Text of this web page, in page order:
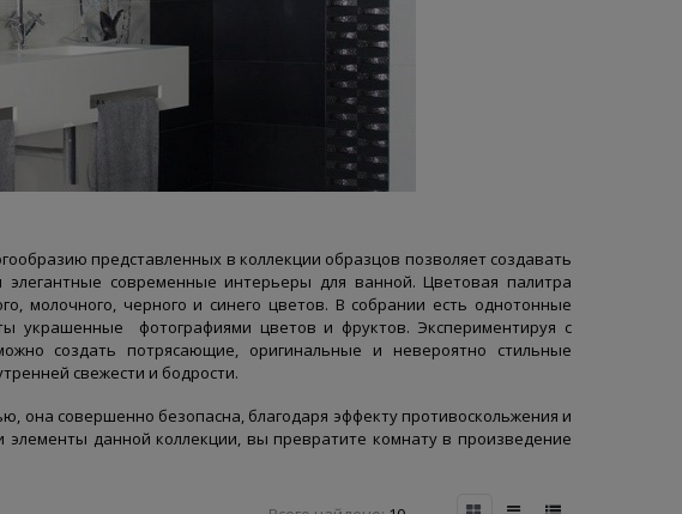
представленных в коллекции образцов позволяет создавать
современные интерьеры для ванной. Цветовая палитра
молочного, черного и синего цветов. В собрании есть однотонные
украшенные фотографиями цветов и фруктов. Экспериментируя с
создать потрясающие, оригинальные и невероятно стильные
свежести и бодрости.
она совершенно безопасна, благодаря эффекту противоскольжения и
элементы данной коллекции, вы превратите комнату в произведение